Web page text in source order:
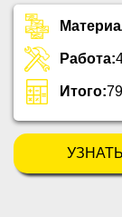
Работа:
Итого: